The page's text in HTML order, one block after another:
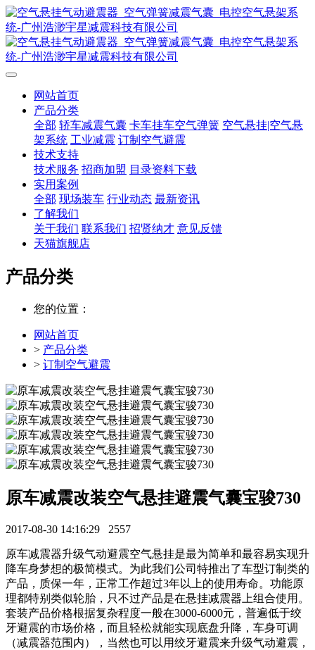
网站首页
产品分类
全部 轿车减震气囊 卡车挂车空气弹簧 空气悬挂|空气悬
架系统 工业减震 订制空气避震
技术支持
技术服务 招商加盟 目录资料下载
实用案例
全部 现场装车 行业动态 最新资讯
了解我们
关于我们 联系我们 招贤纳才 意见反馈
天猫旗舰店
产品分类
您的位置：
网站首页
> 产品分类
> 订制空气避震
原车减震改装空气悬挂避震气囊宝骏730
2017-08-30 14:16:29 2557
原车减震器升级气动避震空气悬挂是最为简单和最容易实现升
降车身梦想的极简模式。为此我们公司特推出了车型订制类的
产品，质保一年，正常工作超过3年以上的使用寿命。功能原
理都特别类似轮胎，只不过产品是在悬挂减震器上组合使用。
套装产品价格根据复杂程度一般在3000-6000元，普遍低于绞
牙避震的市场价格，而且轻松就能实现底盘升降，车身可调
（减震器范围内），当然也可以用绞牙避震来升级气动避震，